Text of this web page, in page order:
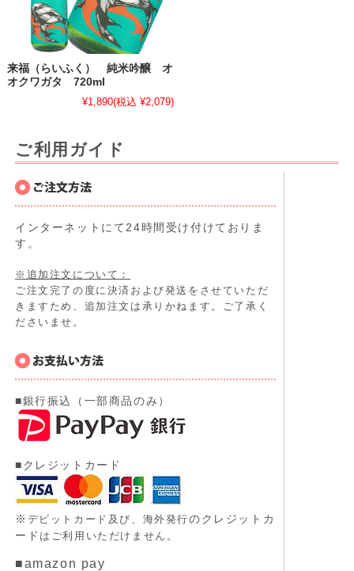
来福（らいふく） 純米吟醸 オ
オクワガタ 720ml
¥1,890(税込 ¥2,079)
ご利用ガイド
インターネットにて24時間受け付けておりま
す。
※追加注文について：
ご注文完了の度に決済および発送をさせていただ
きますため、追加注文は承りかねます。ご了承く
ださいませ。
■銀行振込（一部商品のみ）
■クレジットカード
※ デビットカード及び、 海外発行のクレジットカ
ード はご利用いただけません。
■amazon pay